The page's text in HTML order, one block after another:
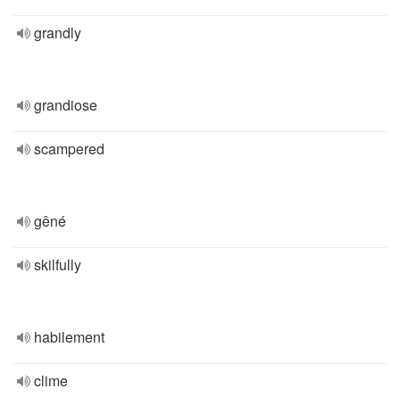
grandly
grandiose
scampered
gêné
skilfully
habilement
clime